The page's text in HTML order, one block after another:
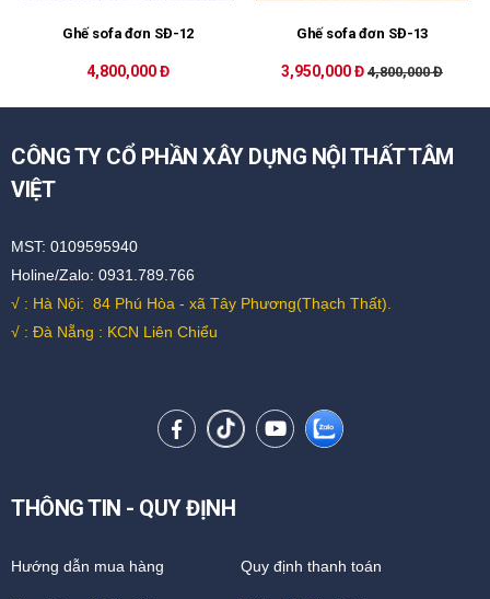
Ghế sofa đơn SĐ-12
4,800,000 Đ
Ghế sofa đơn SĐ-13
3,950,000 Đ 4,800,000 Đ
CÔNG TY CỔ PHẦN XÂY DỰNG NỘI THẤT TÂM
VIỆT
MST: 0109595940
Holine/Zalo: 0931.789.766
√ : Hà Nội: 84 Phú Hòa - xã Tây Phương(Thạch Thất).
√ : Đà Nẵng : KCN Liên Chiểu
THÔNG TIN - QUY ĐỊNH
Hướng dẫn mua hàng Quy định thanh toán